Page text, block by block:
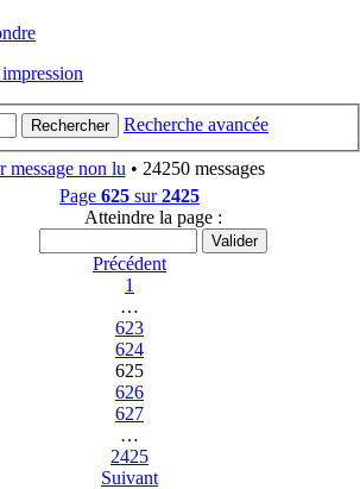
Rechercher Recherche avancée
message non lu • 24250 messages
Page 625 sur2425
Atteindre la page :
Précédent
1
…
623
624
625
626
627
…
2425
Suivant